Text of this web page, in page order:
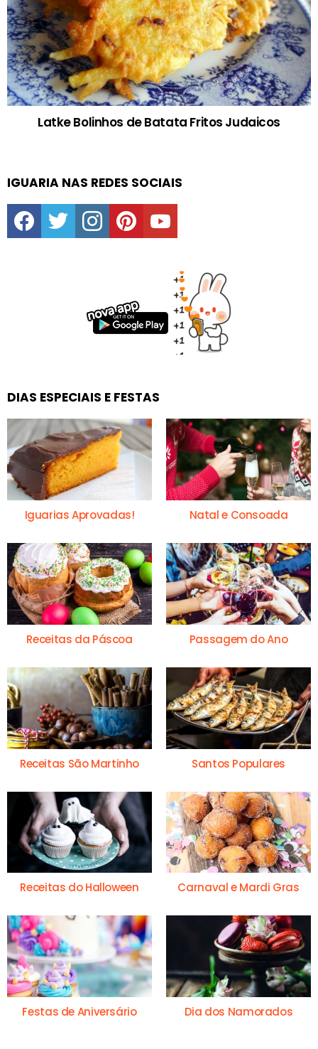
Latke Bolinhos de Batata Fritos Judaicos
IGUARIA NAS REDES SOCIAIS
facebooktwitter instagrampinterestyoutube
DIAS ESPECIAIS E FESTAS
Iguarias Aprovadas! Natal e Consoada
Receitas da Páscoa Passagem do Ano
Receitas São Martinho Santos Populares
Receitas do Halloween Carnaval e Mardi Gras
Festas de Aniversário Dia dos Namorados